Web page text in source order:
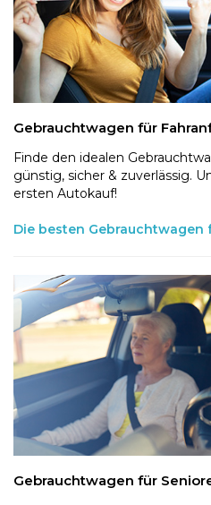
Gebrauchtwagen für
Finde den idealen
günstig, sicher & zuverlässig.
ersten Autokauf!
Die besten Gebrauchtwagen
Gebrauchtwagen für